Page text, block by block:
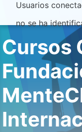
Salta al contenido
Usuarios
no se ha
Cursos